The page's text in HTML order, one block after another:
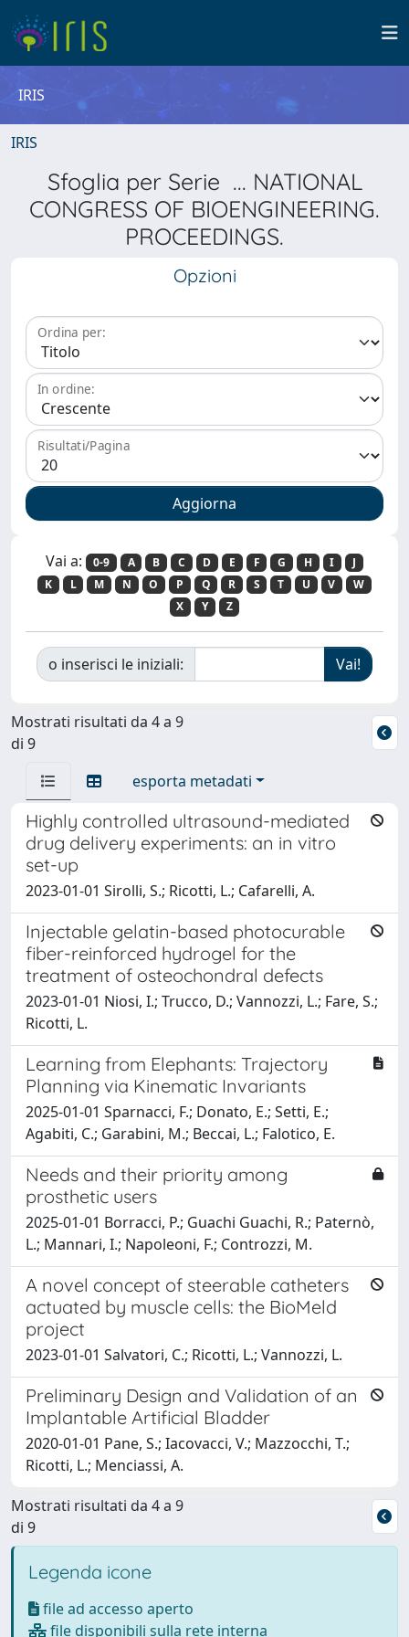
IRIS
IRIS
Sfoglia per Serie ... NATIONAL
CONGRESS OF BIOENGINEERING.
PROCEEDINGS.
Opzioni
Ordina per:
In ordine:
Risultati/Pagina
Vai a: 0-9 A B C D E F G H I
J
K
L M N O P Q R S T U V
W
X
Y Z
o inserisci le iniziali:
Mostrati risultati da 4 a 9
di 9
esporta metadati
Highly controlled ultrasound-mediated
drug delivery experiments: an in vitro
set-up
2023-01-01 Sirolli, S.; Ricotti, L.; Cafarelli, A.
Injectable gelatin-based photocurable
fiber-reinforced hydrogel for the
treatment of osteochondral defects
2023-01-01 Niosi, I.; Trucco, D.; Vannozzi, L.; Fare, S.;
Ricotti, L.
Learning from Elephants: Trajectory
Planning via Kinematic Invariants
2025-01-01 Sparnacci, F.; Donato, E.; Setti, E.;
Agabiti, C.; Garabini, M.; Beccai, L.; Falotico, E.
Needs and their priority among
prosthetic users
2025-01-01 Borracci, P.; Guachi Guachi, R.; Paternò,
L.; Mannari, I.; Napoleoni, F.; Controzzi, M.
A novel concept of steerable catheters
actuated by muscle cells: the BioMeld
project
2023-01-01 Salvatori, C.; Ricotti, L.; Vannozzi, L.
Preliminary Design and Validation of an
Implantable Artificial Bladder
2020-01-01 Pane, S.; Iacovacci, V.; Mazzocchi, T.;
Ricotti, L.; Menciassi, A.
Mostrati risultati da 4 a 9
di 9
Legenda icone
file ad accesso aperto
file disponibili sulla rete interna